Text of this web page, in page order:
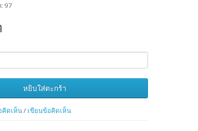
97
หยิบใส่ตะกร้า
คิดเห็น/ เขียนข้อคิดเห็น